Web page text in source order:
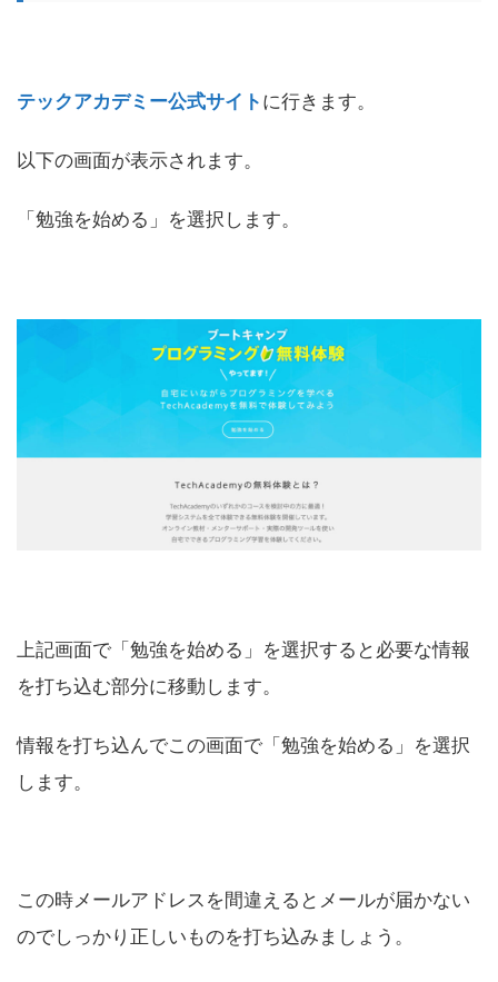
テックアカデミー公式サイト に行きます。
以下の画面が表示されます。
「勉強を始める」を選択します。
上記画面で「勉強を始める」を選択すると必要な情報
を打ち込む部分に移動します。
情報を打ち込んでこの画面で「勉強を始める」を選択
します。
この時メールアドレスを間違えるとメールが届かない
のでしっかり正しいものを打ち込みましょう。